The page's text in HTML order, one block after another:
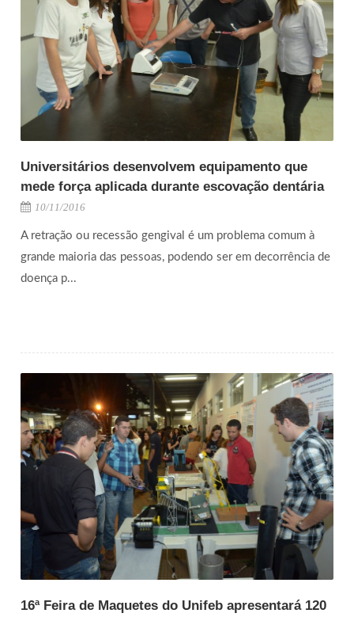
Universitários desenvolvem equipamento que
mede força aplicada durante escovação dentária
10/11/2016
A retração ou recessão gengival é um problema comum à
grande maioria das pessoas, podendo ser em decorrência de
doença p...
16ª Feira de Maquetes do Unifeb apresentará 120